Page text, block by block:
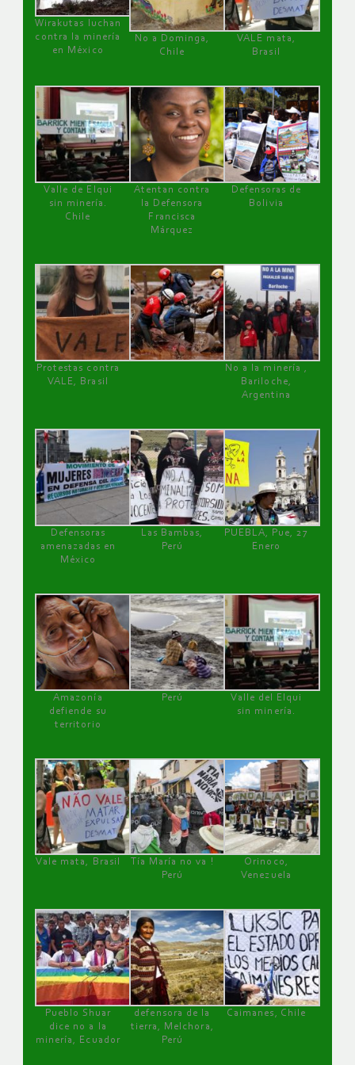
Wirakutas luchan
contra la minería
en México
No a Dominga,
Chile
VALE mata,
Brasil
Valle de Elqui
sin minería.
Chile
Atentan contra
la Defensora
Francisca
Márquez
Defensoras de
Bolivia
Protestas contra
VALE, Brasil
No a la minería ,
Bariloche,
Argentina
Defensoras
amenazadas en
México
Las Bambas,
Perú
PUEBLA, Pue, 27
Enero
Amazonía
defiende su
territorio
Perú
Valle del Elqui
sin minería.
Vale mata, Brasil
Tía María no va !
Perú
Orinoco,
Venezuela
Pueblo Shuar
dice no a la
minería, Ecuador
defensora de la
tierra, Melchora,
Perú
Caimanes, Chile